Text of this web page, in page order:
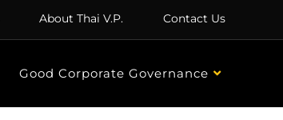
About Thai V.P. Contact Us
Good Corporate Governance